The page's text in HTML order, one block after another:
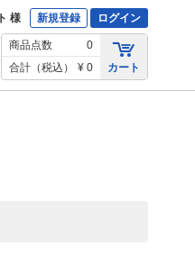
様 新規登録 ログイン
商品点数
0
合計（税込）
¥ 0 カート